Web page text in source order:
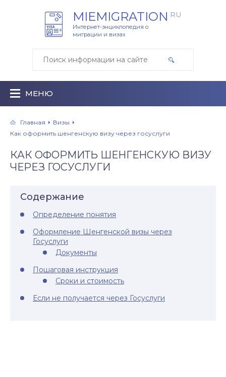
MIEMIGRATION RU
Интернет-энциклопедия о
миграции и визах
МЕНЮ
Главная
Визы
Как оформить шенгенскую визу через госуслуги
КАК ОФОРМИТЬ ШЕНГЕНСКУЮ ВИЗУ
ЧЕРЕЗ ГОСУСЛУГИ
Содержание
Определение понятия
Оформление Шенгенской визы через
Госуслуги
Документы
Пошаговая инструкция
Сроки и стоимость
Если не получается через Госуслуги